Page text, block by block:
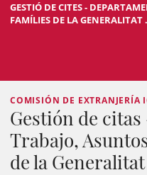
GESTIÓ DE CITES -
FAMÍLIES DE LA GENERALITAT
COMISIÓN DE EXTRANJERÍA
Gestión de
Trabajo,
de la